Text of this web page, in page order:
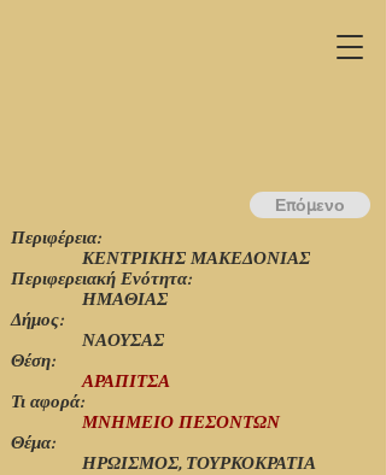
Περιφέρεια:
ΗΜΑΘΙΑΣ
ΚΕΝΤΡΙΚΗΣ ΜΑΚΕΔΟΝΙΑΣ
Περιφερειακή Ενότητα:
ΝΑΟΥΣΑΣ
Δήμος:
Θέση:
ΑΡΑΠΙΤΣΑ
Τι αφορά:
ΜΝΗΜΕΙΟ ΠΕΣΟΝΤΩΝ
Θέμα:
ΗΡΩΙΣΜΟΣ, ΤΟΥΡΚΟΚΡΑΤΙΑ
Επόμενο